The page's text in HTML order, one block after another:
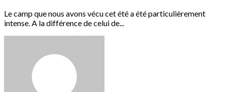
Le camp que nous avons vécu cet été a été particulièrement
intense. A la différence de celui de...